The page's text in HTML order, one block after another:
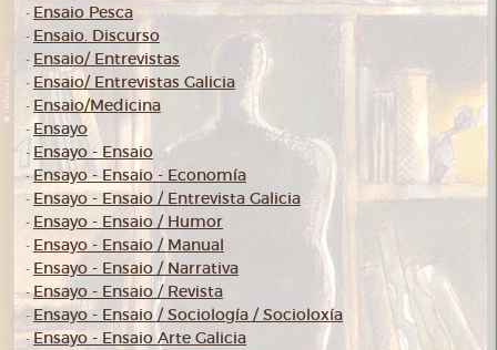
- Ensaio Pesca
- Ensaio. Discurso
- Ensaio/ Entrevistas
- Ensaio/ Entrevistas Galicia
- Ensaio/Medicina
- Ensayo
- Ensayo - Ensaio
-Ensayo - Ensaio - Economía
- Ensayo - Ensaio / Entrevista Galicia
- Ensayo - Ensaio / Humor
- Ensayo - Ensaio / Manual
- Ensayo - Ensaio / Narrativa
-Ensayo - Ensaio / Revista
- Ensayo - Ensaio / Sociología / Socioloxía
-Ensayo - Ensaio Arte Galicia